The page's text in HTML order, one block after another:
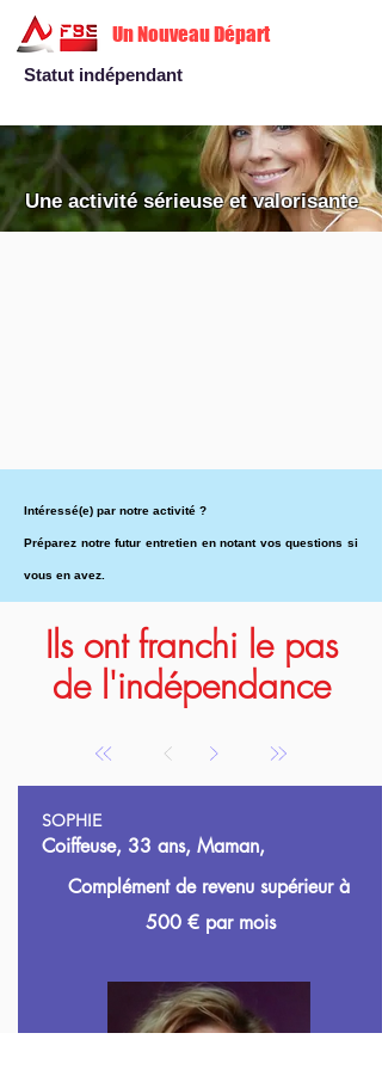
Un Nouveau Départ
Statut indépendant
Une activité sérieuse et valorisante
Intéressé(e) par notre activité ?
Préparez notre futur entretien en notant vos questions si
vous en avez.
Ils ont franchi le pas
de l'indépendance
SOPHIE
Coiffeuse, 33 ans, Maman,
Complément de revenu supérieur à
500 € par mois